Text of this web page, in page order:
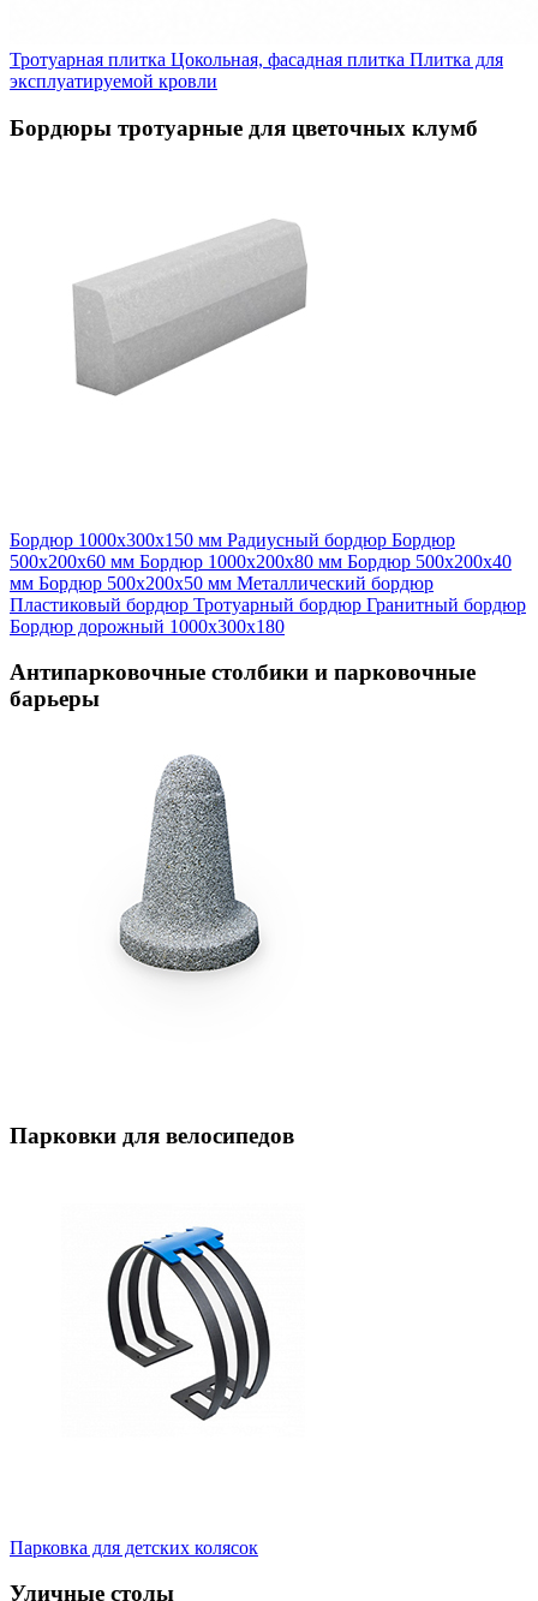
Тротуарная плитка Цокольная, фасадная плитка Плитка для
эксплуатируемой кровли
Бордюры тротуарные для цветочных клумб
Бордюр 1000х300х150 мм Радиусный бордюр Бордюр
500х200х60 мм Бордюр 1000х200х80 мм Бордюр 500х200х40
мм Бордюр 500х200х50 мм Металлический бордюр
Пластиковый бордюр Тротуарный бордюр Гранитный бордюр
Бордюр дорожный 1000х300х180
Антипарковочные столбики и парковочные
барьеры
Парковки для велосипедов
Парковка для детских колясок
Уличные столы